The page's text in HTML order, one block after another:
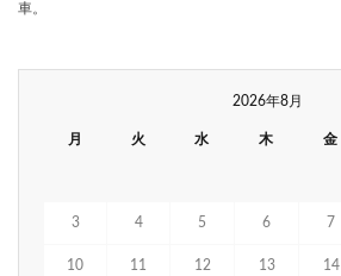
車。
2026年8月
月 火 水 木 金
3 4 5 6 7
10 11 12 13 14